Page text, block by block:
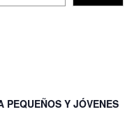
Y JÓVENES